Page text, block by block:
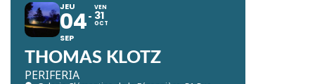
JEU
04
SEP
VEN
31
OCT
THOMAS KLOTZ
PERIFERIA